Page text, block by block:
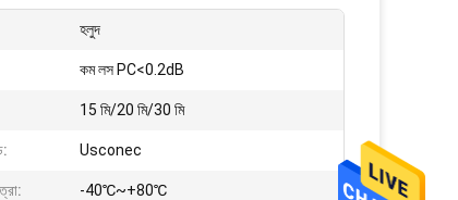
হলুদ
কম লস ​​PC<0.2dB
15 মি/20 মি/30 মি
Usconec
-40℃~+80℃